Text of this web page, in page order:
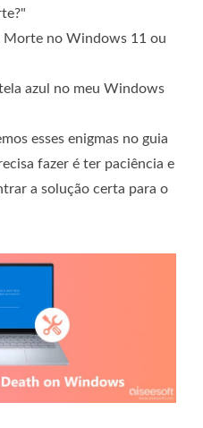
Morte no Windows 11 ou
azul no meu Windows
esses enigmas no guia
fazer é ter paciência e
a solução certa para o